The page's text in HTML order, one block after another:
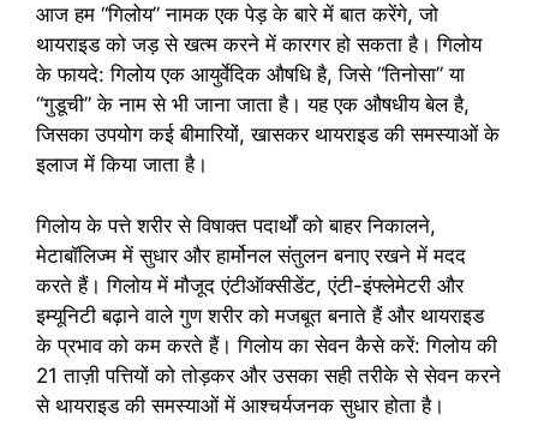
आज हम “गिलोय” नामक एक पेड़ के बारे में बात करेंगे, जो
थायराइड को जड़ से खत्म करने में कारगर हो सकता है। गिलोय
के फायदे: गिलोय एक आयुर्वेदिक औषधि है, जिसे “तिनोसा” या
“गुडूची” के नाम से भी जाना जाता है। यह एक औषधीय बेल है,
जिसका उपयोग कई बीमारियों, खासकर थायराइड की समस्याओं के
इलाज में किया जाता है।
गिलोय के पत्ते शरीर से विषाक्त पदार्थों को बाहर निकालने,
मेटाबॉलिज्म में सुधार और हार्मोनल संतुलन बनाए रखने में मदद
करते हैं। गिलोय में मौजूद एंटीऑक्सीडेंट, एंटी-इंफ्लेमेटरी और
इम्यूनिटी बढ़ाने वाले गुण शरीर को मजबूत बनाते हैं और थायराइड
के प्रभाव को कम करते हैं। गिलोय का सेवन कैसे करें: गिलोय की
21 ताज़ी पत्तियों को तोड़कर और उसका सही तरीके से सेवन करने
से थायराइड की समस्याओं में आश्चर्यजनक सुधार होता है।